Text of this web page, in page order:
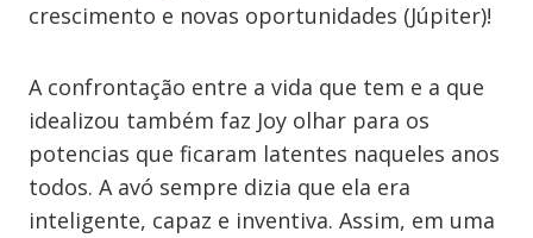
crescimento e novas oportunidades (Júpiter)!
A confrontação entre a vida que tem e a que
idealizou também faz Joy olhar para os
potencias que ficaram latentes naqueles anos
todos. A avó sempre dizia que ela era
inteligente, capaz e inventiva. Assim, em uma